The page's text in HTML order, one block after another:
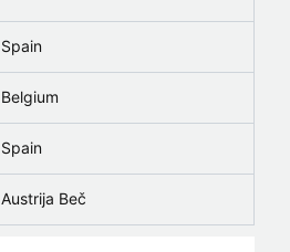
Spain
Belgium
Spain
Austrija Beč